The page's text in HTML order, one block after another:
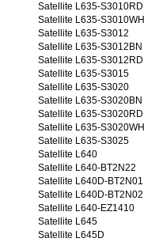
Satellite L635-S3010RD
Satellite L635-S3010WH
Satellite L635-S3012
Satellite L635-S3012BN
Satellite L635-S3012RD
Satellite L635-S3015
Satellite L635-S3020
Satellite L635-S3020BN
Satellite L635-S3020RD
Satellite L635-S3020WH
Satellite L635-S3025
Satellite L640
Satellite L640-BT2N22
Satellite L640D-BT2N01
Satellite L640D-BT2N02
Satellite L640-EZ1410
Satellite L645
Satellite L645D